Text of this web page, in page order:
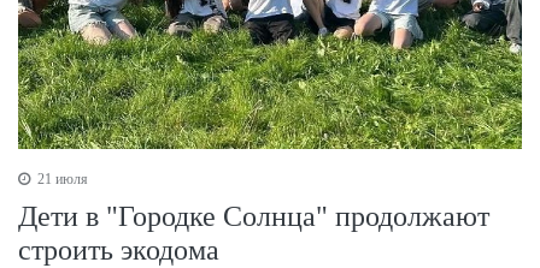
21 июля
Дети в "Городке Солнца" продолжают
строить экодома